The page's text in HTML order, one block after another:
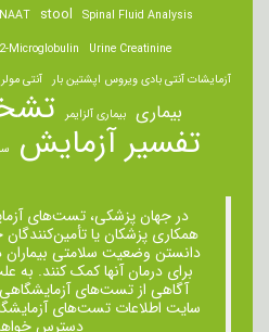
Spinal Fluid Analysis
stool
Urine Creatinine
Microglobulin
آزمایشات آنتی بادی ویروس اپشتین بار آنتی
بیماری بیماری آلزایمر
تفسیر آزمایش
در جهان پزشکی، تست‌های
همکاری پزشکان یا
دانستن وضعیت سلامتی بیماران
برای درمان ‌آنها کمک کنند. به
آگاهی از تست‌های
سایت اطلاعات تست‌های
دسترس